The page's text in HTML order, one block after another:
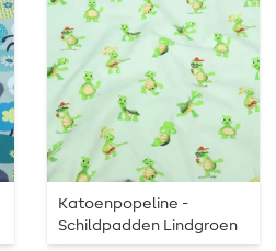
Katoenpopeline -
Schildpadden Lindgroen